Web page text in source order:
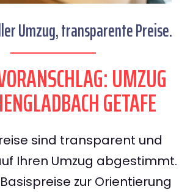
Umzug, transparente Preise.
UMZUG
GETAFE
sind transparent und
Ihren Umzug abgestimmt.
zur Orientierung